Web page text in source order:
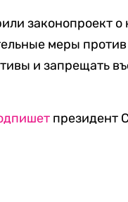
законопроект о
меры
и запрещать
президент